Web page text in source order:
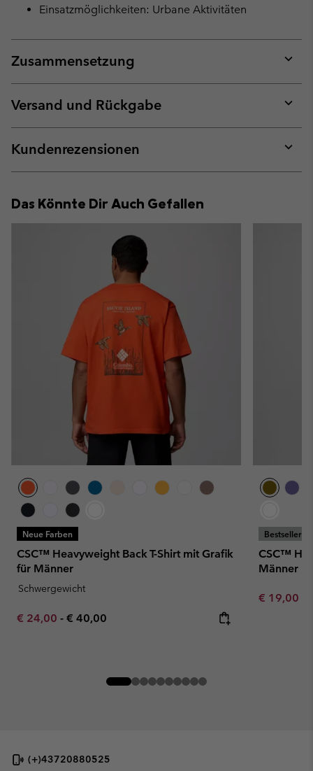
Einsatzmöglichkeiten: Urbane Aktivitäten
Zusammensetzung
or
Versand und Rückgabe
or
Kundenrezensionen
or
Das Könnte Dir Auch Gefallen
Neue Farben
CSC™ Heavyweight Back T-Shirt mit Grafik
für Männer
Schwergewicht
Minimum sale price:
€ 24,00 - Maximum price:
€ 40,00
Bestseller
CSC™
Männer
Minimum
€ 19,00
(+)43720880525